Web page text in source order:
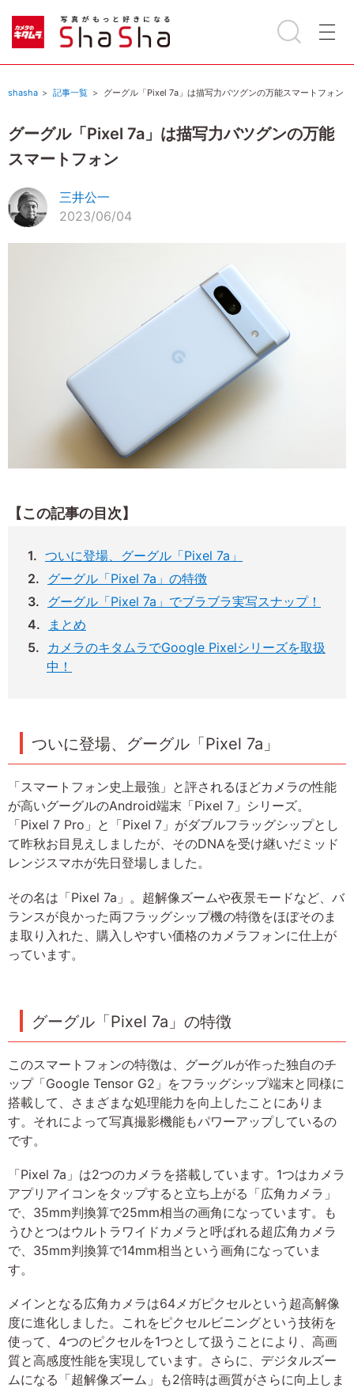
shasha 記事一覧 グーグル「Pixel 7a」は描写力バツグンの万能スマートフォン
グーグル「Pixel 7a」は描写力バツグンの万能
スマートフォン
三井公一
2023/06/04
【この記事の目次】
ついに登場、グーグル「Pixel 7a」
グーグル「Pixel 7a」の特徴
グーグル「Pixel 7a」でブラブラ実写スナップ！
まとめ
カメラのキタムラでGoogle Pixelシリーズを取扱
中！
ついに登場、グーグル「Pixel 7a」
「スマートフォン史上最強」と評されるほどカメラの性能
が高いグーグルのAndroid端末「Pixel 7」シリーズ。
「Pixel 7 Pro」と「Pixel 7」がダブルフラッグシップとし
て昨秋お目見えしましたが、そのDNAを受け継いだミッド
レンジスマホが先日登場しました。
その名は「Pixel 7a」。超解像ズームや夜景モードなど、バ
ランスが良かった両フラッグシップ機の特徴をほぼそのま
ま取り入れた、購入しやすい価格のカメラフォンに仕上が
っています。
グーグル「Pixel 7a」の特徴
このスマートフォンの特徴は、グーグルが作った独自のチ
ップ「Google Tensor G2」をフラッグシップ端末と同様に
搭載して、さまざまな処理能力を向上したことにありま
す。それによって写真撮影機能もパワーアップしているの
です。
「Pixel 7a」は2つのカメラを搭載しています。1つはカメラ
アプリアイコンをタップすると立ち上がる「広角カメラ」
で、35mm判換算で25mm相当の画角になっています。も
うひとつはウルトラワイドカメラと呼ばれる超広角カメラ
で、35mm判換算で14mm相当という画角になっていま
す。
メインとなる広角カメラは64メガピクセルという超高解像
度に進化しました。これをピクセルビニングという技術を
使って、4つのピクセルを1つとして扱うことにより、高画
質と高感度性能を実現しています。さらに、デジタルズー
ムになる「超解像ズーム」も2倍時は画質がさらに向上しま